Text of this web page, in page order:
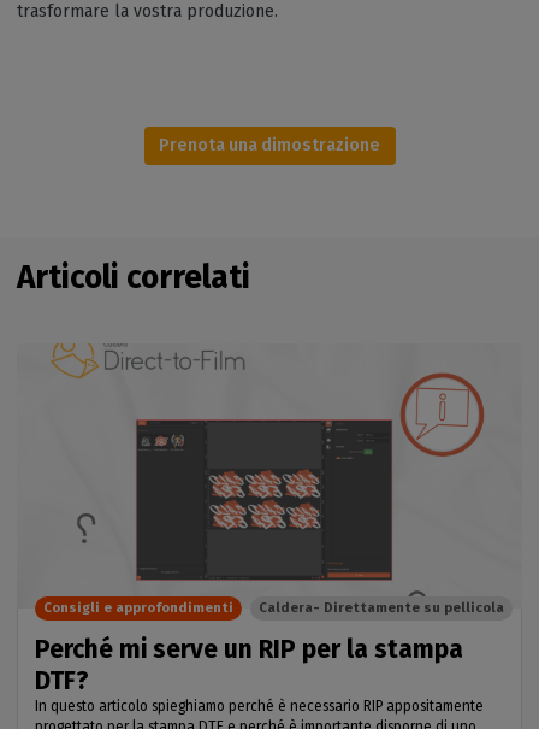
trasformare la vostra produzione.
Prenota una dimostrazione
Articoli correlati
Perché mi serve un RIP per la stampa
DTF?
In questo articolo spieghiamo perché è necessario RIP appositamente
Consigli e approfondimenti Caldera- Direttamente su pellicola